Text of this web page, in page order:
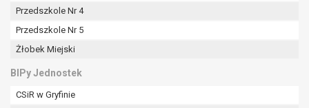
Przedszkole Nr 4
Przedszkole Nr 5
Żłobek Miejski
BIPy Jednostek
CSiR w Gryfinie